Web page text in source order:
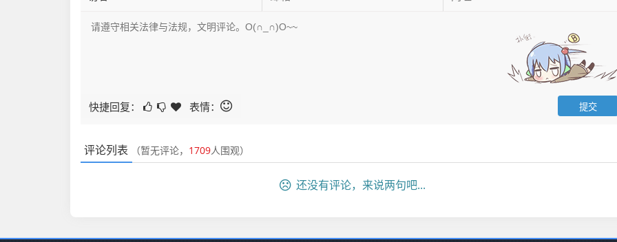
快捷回复： 表情：
评论列表 （暂无评论， 1709人围观）
还没有评论，来说两句吧...